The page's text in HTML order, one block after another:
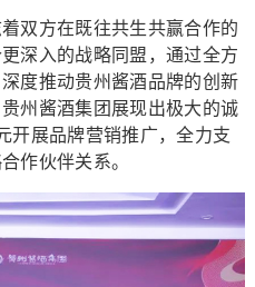
方在既往共生共赢合作的
深入的战略同盟，通过全方
度推动贵州酱酒品牌的创新
州酱酒集团展现出极大的诚
开展品牌营销推广，全力支
作伙伴关系。